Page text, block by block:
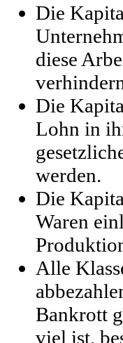
Die
diese
Die
Lohn in
werden.
Die
Waren
Alle
Bankrott
viel ist,